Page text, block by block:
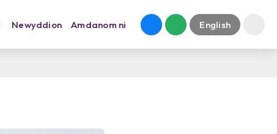
Newyddion Amdanom ni English